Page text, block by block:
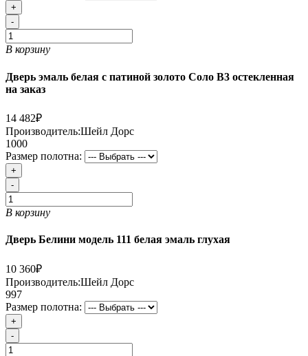
+
-
В корзину
Дверь эмаль белая с патиной золото Соло В3 остекленная
на заказ
14 482₽
Производитель:Шейл Дорс
1000
Размер полотна:
+
-
В корзину
Дверь Белини модель 111 белая эмаль глухая
10 360₽
Производитель:Шейл Дорс
997
Размер полотна:
+
-